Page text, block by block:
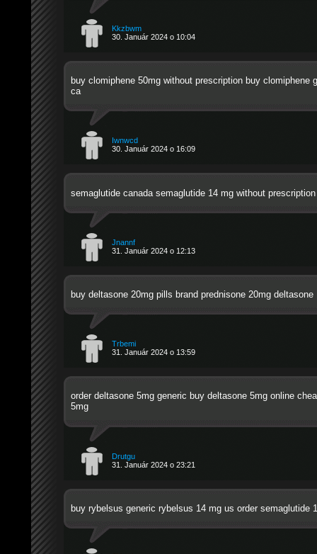
Kkzbwm
30. Január 2024 o 10:04
buy clomiphene 50mg without prescription buy clomiphene
ca
Iwnwcd
30. Január 2024 o 16:09
semaglutide canada semaglutide 14 mg without prescription
Jnannf
31. Január 2024 o 12:13
buy deltasone 20mg pills brand prednisone 20mgdeltasone
Trbemi
31. Január 2024 o 13:59
order deltasone 5mg generic buy deltasone 5mg online
5mg
Drutgu
31. Január 2024 o 23:21
buy rybelsus generic rybelsus 14 mg us order semaglutide